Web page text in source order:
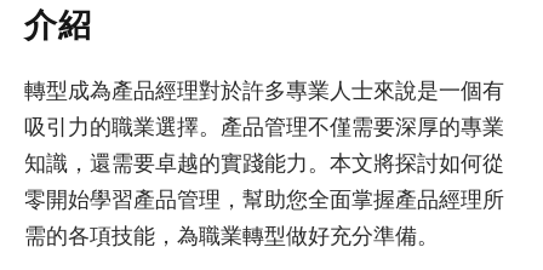
介紹
轉型成為產品經理對於許多專業人士來說是一個有
吸引力的職業選擇。產品管理不僅需要深厚的專業
知識，還需要卓越的實踐能力。本文將探討如何從
零開始學習產品管理，幫助您全面掌握產品經理所
需的各項技能，為職業轉型做好充分準備。